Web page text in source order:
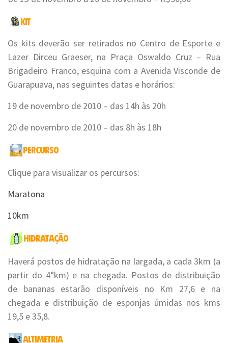
Os kits deverão ser retirados no Centro de Esporte e
Lazer Dirceu Graeser, na Praça Oswaldo Cruz – Rua
Brigadeiro Franco, esquina com a Avenida Visconde de
Guarapuava, nas seguintes datas e horários:
19 de novembro de 2010 – das 14h às 20h
20 de novembro de 2010 – das 8h às 18h
Clique para visualizar os percursos:
Maratona
10km
Haverá postos de hidratação na largada, a cada 3km (a
partir do 4°km) e na chegada. Postos de distribuição
de bananas estarão disponíveis no Km 27,6 e na
chegada e distribuição de esponjas úmidas nos kms
19,5 e 35,8.